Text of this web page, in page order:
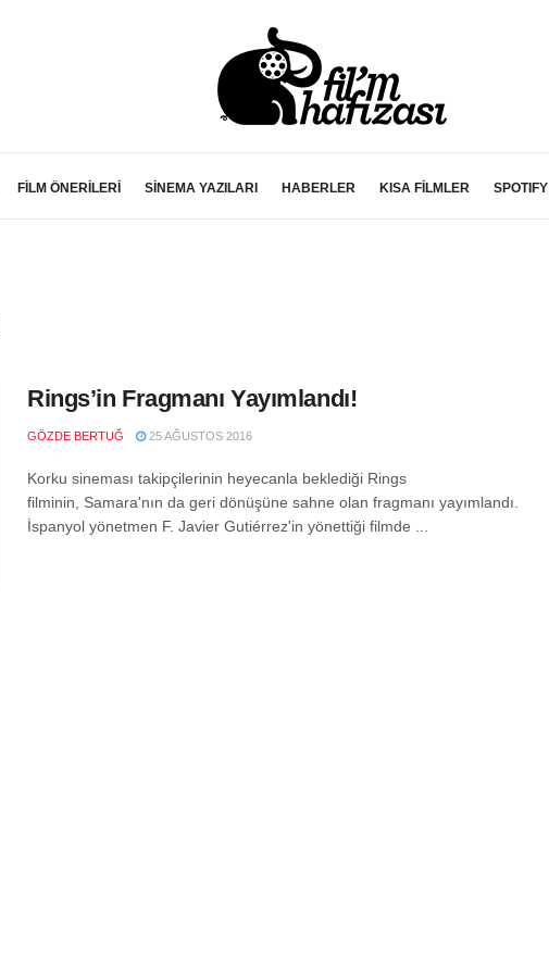
FİLM ÖNERİLERİ SİNEMA YAZILARI HABERLER KISA FİLMLER SPOTIFY
Rings’in Fragmanı Yayımlandı!
GÖZDE BERTUĞ 25 AĞUSTOS 2016
Korku sineması takipçilerinin heyecanla beklediği Rings
filminin, Samara'nın da geri dönüşüne sahne olan fragmanı yayımlandı.
İspanyol yönetmen F. Javier Gutiérrez'in yönettiği filmde ...